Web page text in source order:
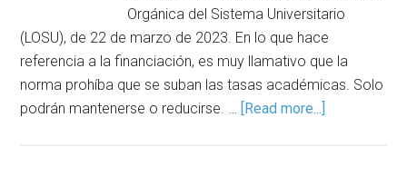
Orgánica del Sistema Universitario
(LOSU), de 22 de marzo de 2023. En lo que hace
referencia a la financiación, es muy llamativo que la
norma prohíba que se suban las tasas académicas. Solo
podrán mantenerse o reducirse. … [Read more...]